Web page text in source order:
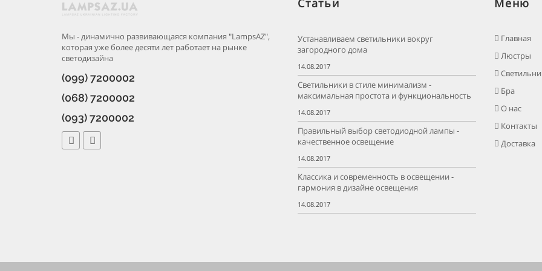
Мы - динамично развивающаяся компания "LampsAZ",
которая уже более десяти лет работает на рынке
светодизайна
(099) 7200002
(068) 7200002
(093) 7200002
Статьи
Устанавливаем светильники вокруг
загородного дома
14.08.2017
Светильники в стиле минимализм -
максимальная простота и функциональность
14.08.2017
Правильный выбор светодиодной лампы -
качественное освещение
14.08.2017
Классика и современность в освещении -
гармония в дизайне освещения
14.08.2017
Меню
Главная
Люстры
Бра
О нас
Контакты
Доставка